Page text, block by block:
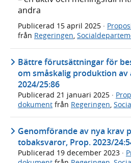
andra
Publicerad 15 april 2025 ·
från Regeringen,
Bättre förutsättningar för
om småskalig produktion
2024/25:86
Publicerad 21 januari 2025 ·
dokument från Regeringen,
Genomförande av nya krav
tobaksvaror, Prop. 2023/
Publicerad 19 december 2023 ·